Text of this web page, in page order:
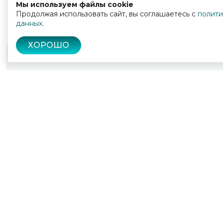
Мы используем файлы cookie
Продолжая использовать сайт, вы соглашаетесь с
данных.
ХОРОШО